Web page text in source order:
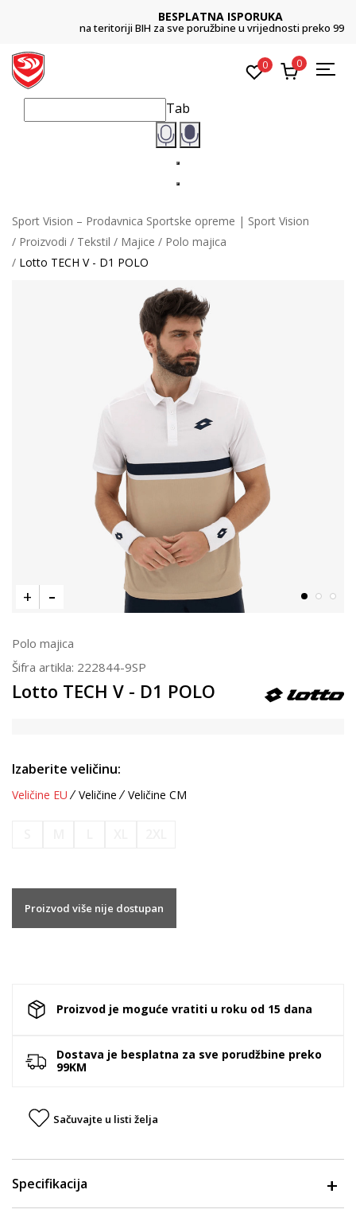
BESPLATNA ISPORUKA
na teritoriji BIH za sve poružbine u vrijednosti preko 99 KM
0 0
Tab
Sport Vision – Prodavnica Sportske opreme | Sport Vision
Proizvodi
Tekstil Majice
Polo majica
Lotto TECH V - D1 POLO
Polo majica
Šifra artikla: 222844-9SP
Lotto TECH V - D1 POLO
Izaberite veličinu:
Veličine EU Veličine Veličine CM
Proizvod više nije dostupan
Proizvod je moguće vratiti u roku od 15 dana
Dostava je besplatna za sve porudžbine preko
99KM
Sačuvajte u listi želja
Specifikacija